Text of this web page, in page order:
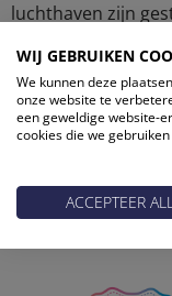
luchthaven zijn
overnachting,
WIJ GEBRUIKEN
We kunnen deze
onze website te
een geweldige website-
cookies die we
ACCEPTEER